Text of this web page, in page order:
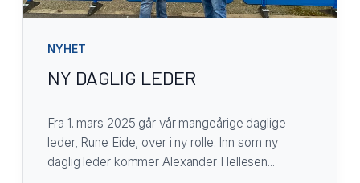
NYHET
NY DAGLIG LEDER
Fra 1. mars 2025 går vår mangeårige daglige
leder, Rune Eide, over i ny rolle. Inn som ny
daglig leder kommer Alexander Hellesen...